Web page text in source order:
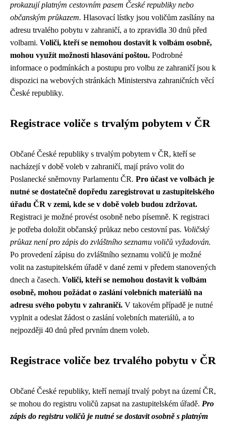
prokazují platným cestovním pasem České republiky nebo
občanským průkazem. Hlasovací lístky jsou voličům zasílány na
adresu trvalého pobytu v zahraničí, a to zpravidla 30 dnů před
volbami. Voliči, kteří se nemohou dostavit k volbám osobně,
mohou využít možnosti hlasování poštou. Podrobné
informace o podmínkách a postupu pro volbu ze zahraničí jsou k
dispozici na webových stránkách Ministerstva zahraničních věcí
České republiky.
Registrace voliče s trvalým pobytem v ČR
Občané České republiky s trvalým pobytem v ČR, kteří se
nacházejí v době voleb v zahraničí, mají právo volit do
Poslanecké sněmovny Parlamentu ČR. Pro účast ve volbách je
nutné se dostatečně dopředu zaregistrovat u zastupitelského
úřadu ČR v zemi, kde se v době voleb budou zdržovat.
Registraci je možné provést osobně nebo písemně. K registraci
je potřeba doložit občanský průkaz nebo cestovní pas. Voličský
průkaz není pro zápis do zvláštního seznamu voličů vyžadován.
Po provedení zápisu do zvláštního seznamu voličů je možné
volit na zastupitelském úřadě v dané zemi v předem stanovených
dnech a časech. Voliči, kteří se nemohou dostavit k volbám
osobně, mohou požádat o zaslání volebních materiálů na
adresu svého pobytu v zahraničí. V takovém případě je nutné
vyplnit a odeslat žádost o zaslání volebních materiálů, a to
nejpozději 40 dnů před prvním dnem voleb.
Registrace voliče bez trvalého pobytu v ČR
Občané České republiky, kteří nemají trvalý pobyt na území ČR,
se mohou do registru voličů zapsat na zastupitelském úřadě. Pro
zápis do registru voličů je nutné se dostavit osobně s platným